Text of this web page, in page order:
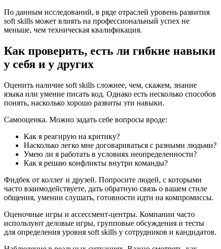
По данным исследований, в ряде отраслей уровень развития
soft skills может влиять на профессиональный успех не
меньше, чем техническая квалификация.
Как проверить, есть ли гибкие навыки
у себя и у других
Оценить наличие soft skills сложнее, чем, скажем, знание
языка или умение писать код. Однако есть несколько способов
понять, насколько хорошо развиты эти навыки.
Самооценка. Можно задать себе вопросы вроде:
Как я реагирую на критику?
Насколько легко мне договариваться с разными людьми?
Умею ли я работать в условиях неопределенности?
Как я решаю конфликты внутри команды?
Фидбек от коллег и друзей. Попросите людей, с которыми
часто взаимодействуете, дать обратную связь о вашем стиле
общения, умении слушать, готовности идти на компромиссы.
Оценочные игры и ассессмент-центры. Компании часто
используют деловые игры, групповые обсуждения и тесты
для определения уровня soft skills у сотрудников и кандидатов.